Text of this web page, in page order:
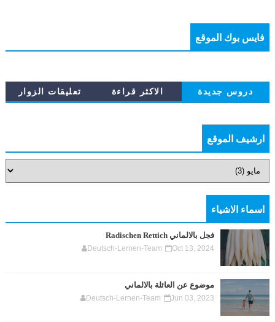
فايس بوك الموقع
دروس جديدة الاكثر قراءة تعليقات الزوار
ارشيف الموقع
اسماء الاشياء
فجل بالالماني Radischen Rettich
Deutsch-Lernen-Team Oct 13, 2024
موضوع عن العائلة بالالماني
Deutsch-Lernen-Team Jun 03, 2023